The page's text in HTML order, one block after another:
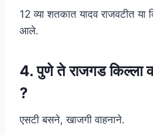
12 व्या शतकात यादव राजवटीत या
आले.
4. पुणे ते राजगड किल्ला
?
एसटी बसने, खाजगी वाहनाने.